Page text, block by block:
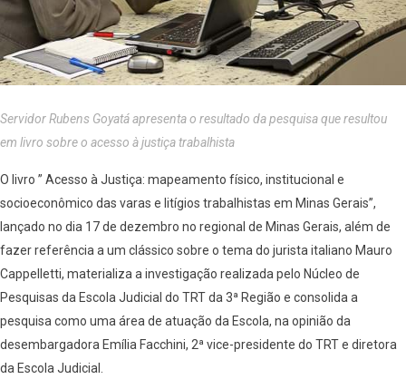
Servidor Rubens Goyatá apresenta o resultado da pesquisa que resultou
em livro sobre o acesso à justiça trabalhista
O livro ” Acesso à Justiça: mapeamento físico, institucional e
socioeconômico das varas e litígios trabalhistas em Minas Gerais”,
lançado no dia 17 de dezembro no regional de Minas Gerais, além de
fazer referência a um clássico sobre o tema do jurista italiano Mauro
Cappelletti, materializa a investigação realizada pelo Núcleo de
Pesquisas da Escola Judicial do TRT da 3ª Região e consolida a
pesquisa como uma área de atuação da Escola, na opinião da
desembargadora Emília Facchini, 2ª vice-presidente do TRT e diretora
da Escola Judicial.